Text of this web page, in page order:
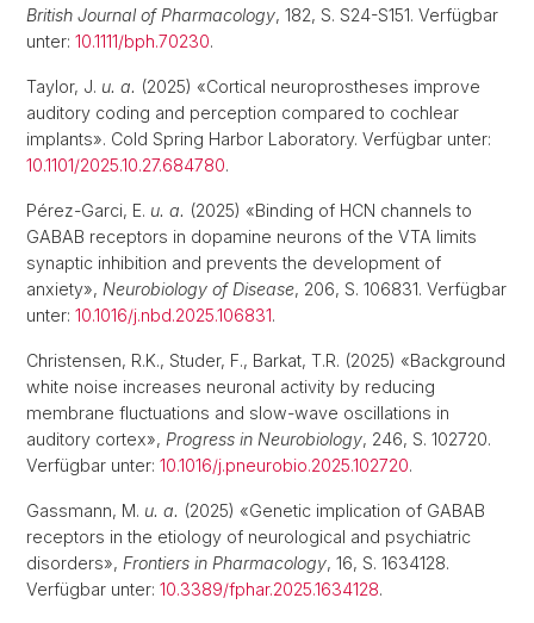
British Journal of Pharmacology, 182, S. S24-S151. Verfügbar
unter: 10.1111/bph.70230.
Taylor, J. u. a. (2025) «Cortical neuroprostheses improve
auditory coding and perception compared to cochlear
implants». Cold Spring Harbor Laboratory. Verfügbar unter:
10.1101/2025.10.27.684780.
Pérez-Garci, E. u. a. (2025) «Binding of HCN channels to
GABAB receptors in dopamine neurons of the VTA limits
synaptic inhibition and prevents the development of
anxiety», Neurobiology of Disease, 206, S. 106831. Verfügbar
unter: 10.1016/j.nbd.2025.106831.
Christensen, R.K., Studer, F., Barkat, T.R. (2025) «Background
white noise increases neuronal activity by reducing
membrane fluctuations and slow-wave oscillations in
auditory cortex», Progress in Neurobiology, 246, S. 102720.
Verfügbar unter: 10.1016/j.pneurobio.2025.102720.
Gassmann, M. u. a. (2025) «Genetic implication of GABAB
receptors in the etiology of neurological and psychiatric
disorders», Frontiers in Pharmacology, 16, S. 1634128.
Verfügbar unter: 10.3389/fphar.2025.1634128.